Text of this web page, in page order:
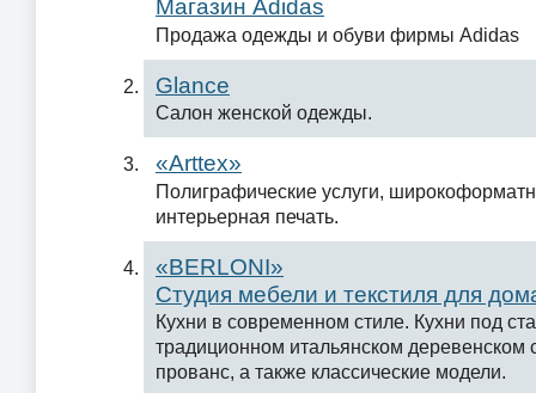
Магазин Adidas
Продажа одежды и обуви фирмы Adidas
Glance
Салон женской одежды.
«Arttex»
Полиграфические услуги,
интерьерная печать.
«BERLONI»
Студия мебели и текстиля для
Кухни в современном стиле. Кухни под
традиционном итальянском деревенском
прованс, а также классические модели.